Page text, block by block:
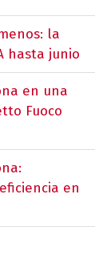
la
hasta junio
en una
Fuoco
en